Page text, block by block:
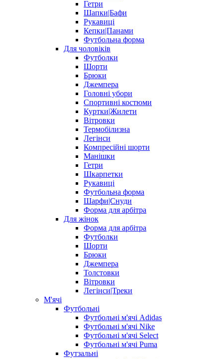
Гетри
Шапки|Бафи
Рукавиці
Кепки|Панами
Футбольна форма
Для чоловіків
Футболки
Шорти
Брюки
Джемпера
Головні убори
Спортивні костюми
Куртки|Жилети
Вітровки
Термобілизна
Легінси
Компресійні шорти
Манішки
Гетри
Шкарпетки
Рукавиці
Футбольна форма
Шарфи|Снуди
Форма для арбітра
Для жінок
Форма для арбітра
Футболки
Шорти
Брюки
Джемпера
Толстовки
Вітровки
Легінси|Треки
М'ячі
Футбольні
Футбольні м'ячі Adidas
Футбольні м'ячі Nike
Футбольні м'ячі Select
Футбольні м'ячі Puma
Футзальні